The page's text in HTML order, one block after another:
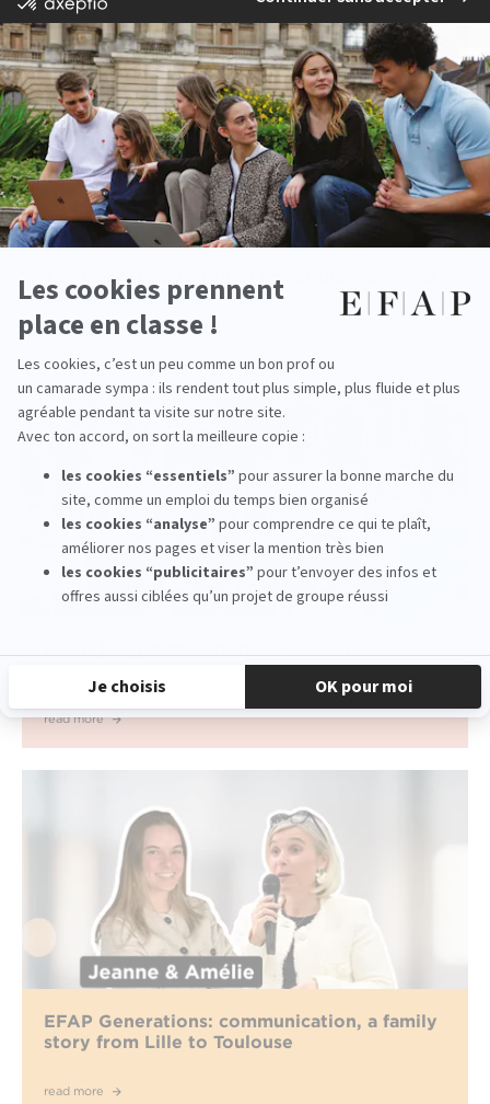
The Next Generation of Event Innovators at
EFAP
read more
EFAP Generations: communication, a family
story from Lille to Toulouse
read more